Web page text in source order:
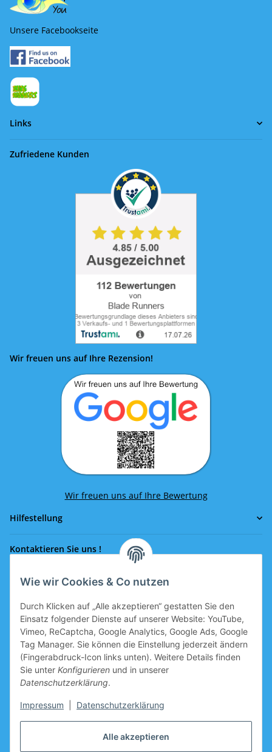
Alle akzeptieren
Wie wir Cookies & Co nutzen
Durch Klicken auf „Alle akzeptieren“ gestatten Sie den
Einsatz folgender Dienste auf unserer Website: YouTube,
Vimeo, ReCaptcha, Google Analytics, Google Ads, Google
Tag Manager. Sie können die Einstellung jederzeit ändern
(Fingerabdruck-Icon links unten). Weitere Details finden
Sie unter Konfigurieren und in unserer
Datenschutzerklärung.
Impressum Datenschutzerklärung
Unsere Facebookseite
Links
Zufriedene Kunden
Wir freuen uns auf Ihre Rezension!
Wir freuen uns auf Ihre Bewertung
Hilfestellung
Kontaktieren Sie uns !
Rufen Sie uns an!
office@eissport.at
Mitglied der WKO
Informationen
Neukundengutschein
Warenkorb vorbereitet.